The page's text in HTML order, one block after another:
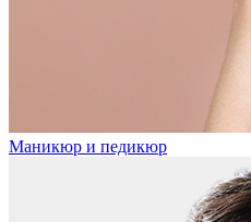
Маникюр и педикюр